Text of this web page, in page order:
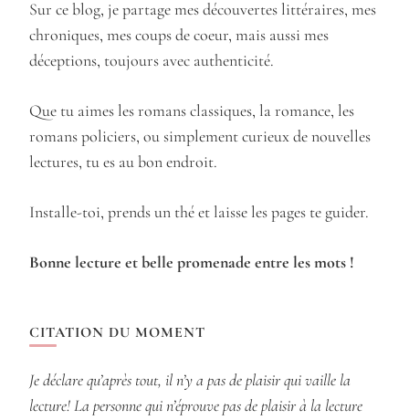
Sur ce blog, je partage mes découvertes littéraires, mes
chroniques, mes coups de coeur, mais aussi mes
déceptions, toujours avec authenticité.
Que tu aimes les romans classiques, la romance, les
romans policiers, ou simplement curieux de nouvelles
lectures, tu es au bon endroit.
Installe-toi, prends un thé et laisse les pages te guider.
Bonne lecture et belle promenade entre les mots !
CITATION DU MOMENT
Je déclare qu’après tout, il n’y a pas de plaisir qui vaille la
lecture! La personne qui n’éprouve pas de plaisir à la lecture